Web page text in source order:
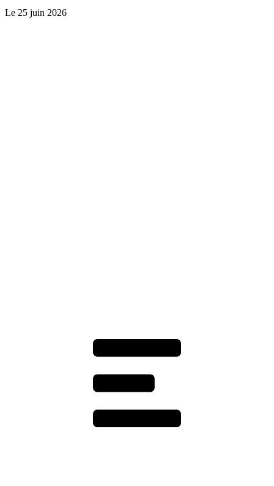
Le 25 juin 2026